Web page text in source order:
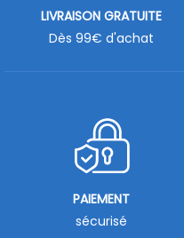
LIVRAISON GRATUITE
Dès 99€ d'achat
PAIEMENT
sécurisé